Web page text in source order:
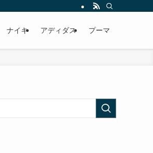
ナイキ アディダス プーマ